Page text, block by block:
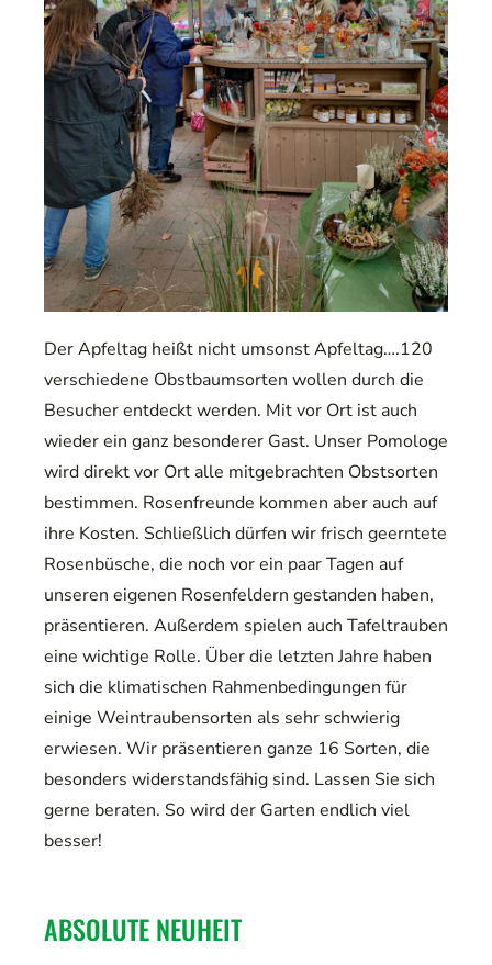
Der Apfeltag heißt nicht umsonst Apfeltag….120
verschiedene Obstbaumsorten wollen durch die
Besucher entdeckt werden. Mit vor Ort ist auch
wieder ein ganz besonderer Gast. Unser Pomologe
wird direkt vor Ort alle mitgebrachten Obstsorten
bestimmen. Rosenfreunde kommen aber auch auf
ihre Kosten. Schließlich dürfen wir frisch geerntete
Rosenbüsche, die noch vor ein paar Tagen auf
unseren eigenen Rosenfeldern gestanden haben,
präsentieren. Außerdem spielen auch Tafeltrauben
eine wichtige Rolle. Über die letzten Jahre haben
sich die klimatischen Rahmenbedingungen für
einige Weintraubensorten als sehr schwierig
erwiesen. Wir präsentieren ganze 16 Sorten, die
besonders widerstandsfähig sind. Lassen Sie sich
gerne beraten. So wird der Garten endlich viel
besser!
ABSOLUTE NEUHEIT